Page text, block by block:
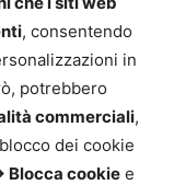
, consentendo
in
potrebbero
commerciali,
dei cookie
Blocca cookie e